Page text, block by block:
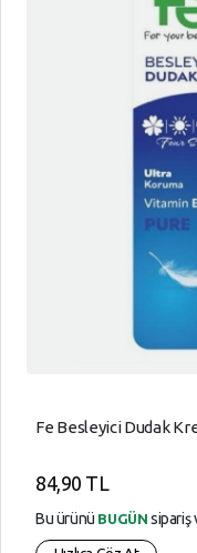
Fe Besleyici Dudak
84,90 TL
Bu ürünü BUGÜN sipariş